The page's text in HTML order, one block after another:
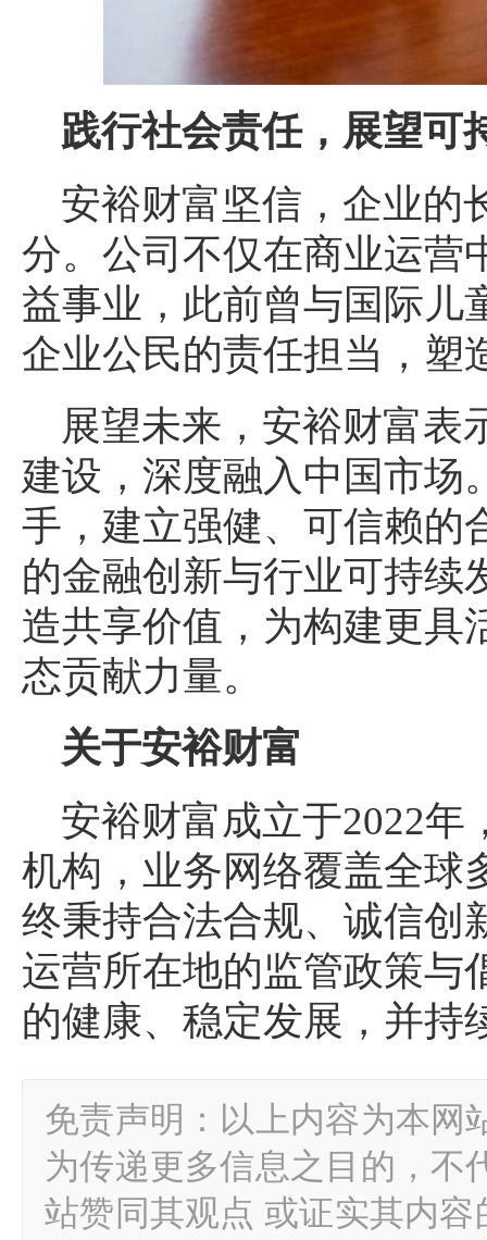
践行社会责任，展望可
安裕财富坚信，企业的
分。公司不仅在商业运营
益事业，此前曾与国际儿
企业公民的责任担当，塑
展望未来，安裕财富表
建设，深度融入中国市场
手，建立强健、可信赖的
的金融创新与行业可持续
造共享价值，为构建更具
态贡献力量。
关于安裕财富
安裕财富成立于2022
机构，业务网络覆盖全球
终秉持合法合规、诚信创
运营所在地的监管政策与
的健康、稳定发展，并持
免责声明：以上内容为本网
为传递更多信息之目的，不
站赞同其观点 或证实其内